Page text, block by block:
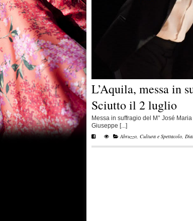
L’Aquila, messa in
Sciutto il 2 luglio
Messa in suffragio del M° José
Giuseppe [...]
Abruzzo Cultura e Spettacolo